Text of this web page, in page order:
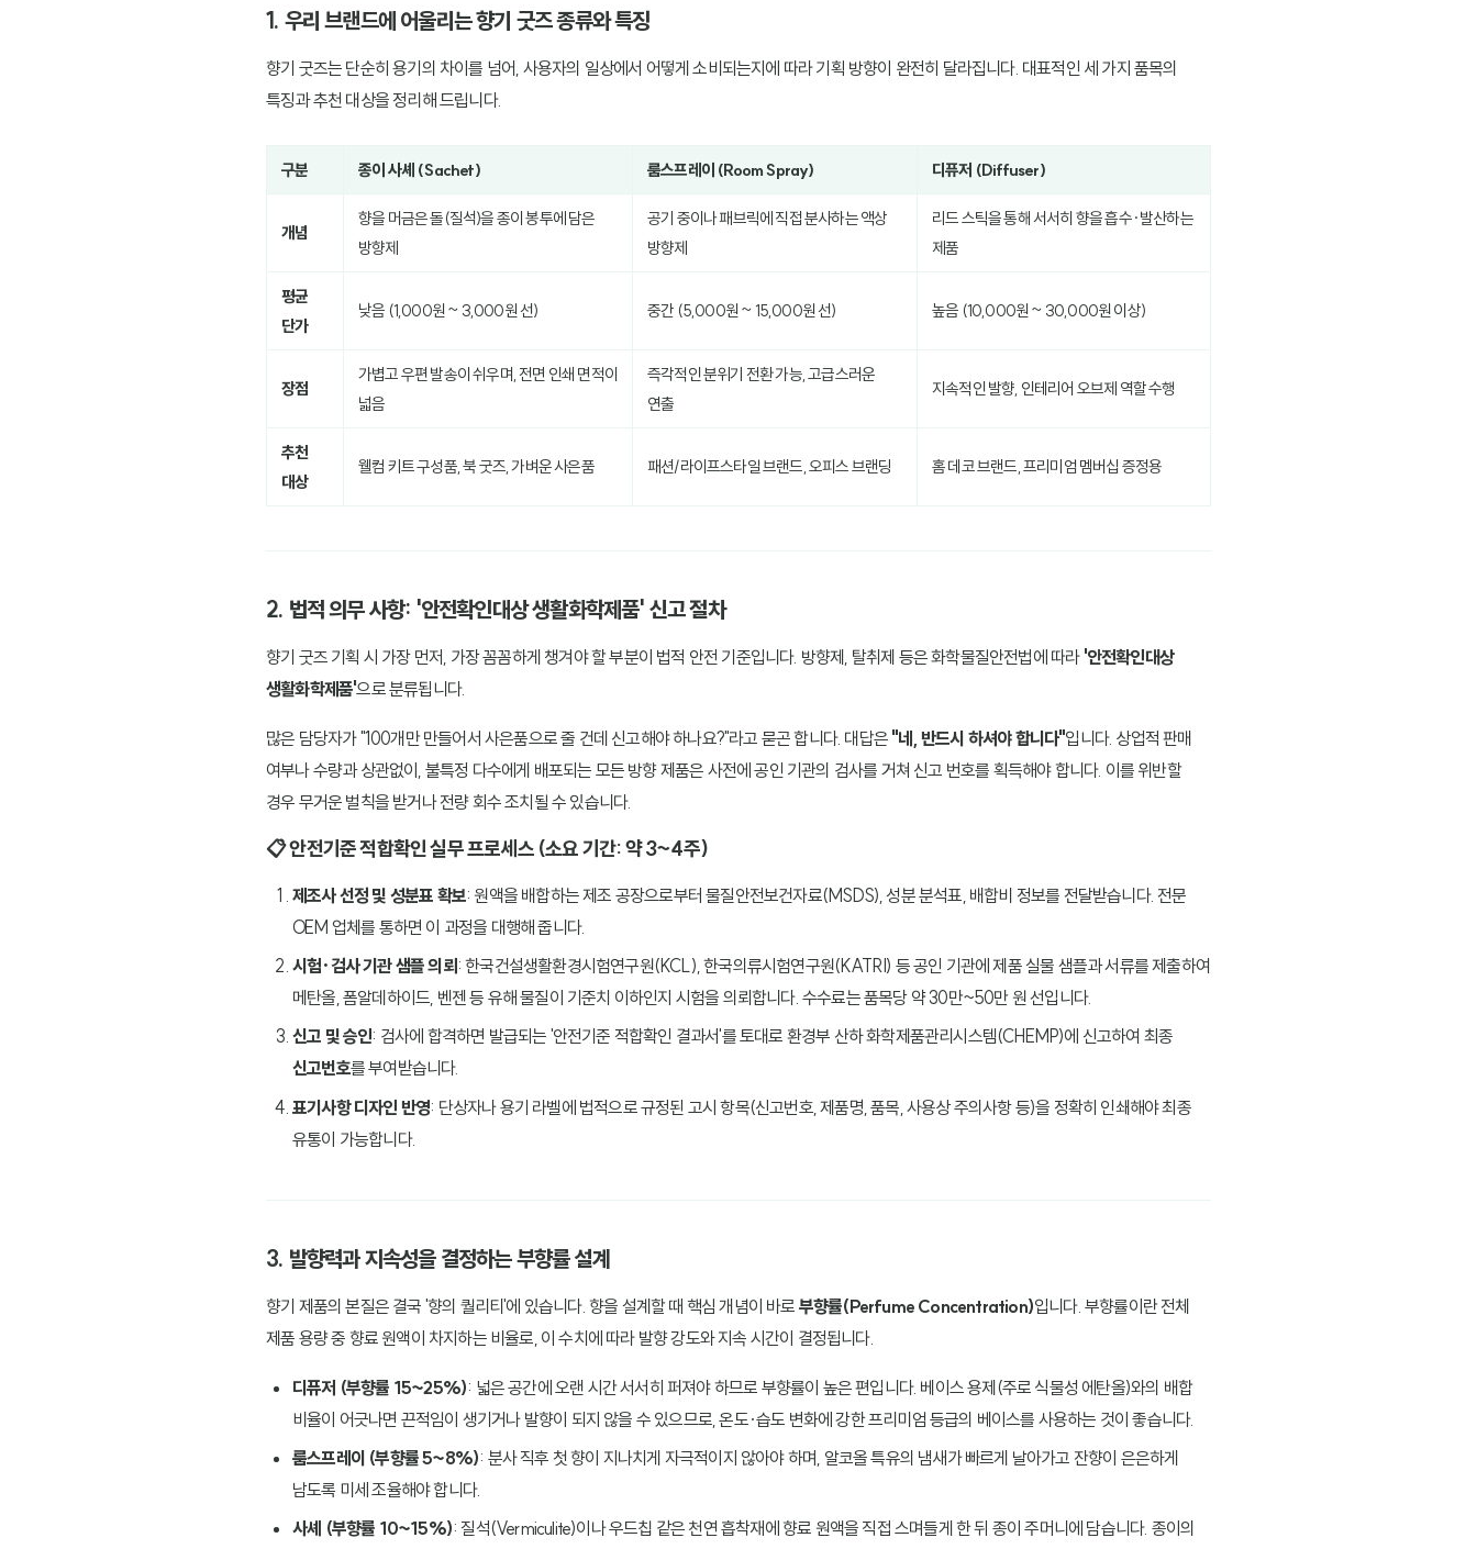
1. 우리 브랜드에 어울리는 향기 굿즈 종류와 특징
향기 굿즈는 단순히 용기의 차이를 넘어, 사용자의 일상에서 어떻게 소비되는지에 따라 기획 방향이 완전히 달라집니다. 대표적인 세 가지 품목의
특징과 추천 대상을 정리해 드립니다.
구분 종이 사셰 (Sachet) 룸스프레이 (Room Spray) 디퓨저 (Diffuser)
개념
향을 머금은 돌(질석)을 종이 봉투에 담은
방향제
공기 중이나 패브릭에 직접 분사하는 액상
방향제
리드 스틱을 통해 서서히 향을 흡수·발산하는
제품
평균
단가
낮음 (1,000원 ~ 3,000원 선) 중간 (5,000원 ~ 15,000원 선) 높음 (10,000원 ~ 30,000원 이상)
장점
가볍고 우편 발송이 쉬우며, 전면 인쇄 면적이
넓음
즉각적인 분위기 전환 가능, 고급스러운
연출
지속적인 발향, 인테리어 오브제 역할 수행
추천
대상
웰컴 키트 구성품, 북 굿즈, 가벼운 사은품 패션/라이프스타일 브랜드, 오피스 브랜딩 홈 데코 브랜드, 프리미엄 멤버십 증정용
2. 법적 의무 사항: '안전확인대상 생활화학제품' 신고 절차
향기 굿즈 기획 시 가장 먼저, 가장 꼼꼼하게 챙겨야 할 부분이 법적 안전 기준입니다. 방향제, 탈취제 등은 화학물질안전법에 따라 '안전확인대상
생활화학제품'으로 분류됩니다.
많은 담당자가 "100개만 만들어서 사은품으로 줄 건데 신고해야 하나요?"라고 묻곤 합니다. 대답은 "네, 반드시 하셔야 합니다"입니다. 상업적 판매
여부나 수량과 상관없이, 불특정 다수에게 배포되는 모든 방향 제품은 사전에 공인 기관의 검사를 거쳐 신고 번호를 획득해야 합니다. 이를 위반할
경우 무거운 벌칙을 받거나 전량 회수 조치될 수 있습니다.
📋 안전기준 적합확인 실무 프로세스 (소요 기간: 약 3~4주)
제조사 선정 및 성분표 확보: 원액을 배합하는 제조 공장으로부터 물질안전보건자료(MSDS), 성분 분석표, 배합비 정보를 전달받습니다. 전문
OEM 업체를 통하면 이 과정을 대행해 줍니다.
시험·검사 기관 샘플 의뢰: 한국건설생활환경시험연구원(KCL), 한국의류시험연구원(KATRI) 등 공인 기관에 제품 실물 샘플과 서류를 제출하여
메탄올, 폼알데하이드, 벤젠 등 유해 물질이 기준치 이하인지 시험을 의뢰합니다. 수수료는 품목당 약 30만~50만 원 선입니다.
신고 및 승인: 검사에 합격하면 발급되는 '안전기준 적합확인 결과서'를 토대로 환경부 산하 화학제품관리시스템(CHEMP)에 신고하여 최종
신고번호를 부여받습니다.
표기사항 디자인 반영: 단상자나 용기 라벨에 법적으로 규정된 고시 항목(신고번호, 제품명, 품목, 사용상 주의사항 등)을 정확히 인쇄해야 최종
유통이 가능합니다.
3. 발향력과 지속성을 결정하는 부향률 설계
향기 제품의 본질은 결국 '향의 퀄리티'에 있습니다. 향을 설계할 때 핵심 개념이 바로 부향률(Perfume Concentration)입니다. 부향률이란 전체
제품 용량 중 향료 원액이 차지하는 비율로, 이 수치에 따라 발향 강도와 지속 시간이 결정됩니다.
디퓨저 (부향률 15~25%): 넓은 공간에 오랜 시간 서서히 퍼져야 하므로 부향률이 높은 편입니다. 베이스 용제(주로 식물성 에탄올)와의 배합
비율이 어긋나면 끈적임이 생기거나 발향이 되지 않을 수 있으므로, 온도·습도 변화에 강한 프리미엄 등급의 베이스를 사용하는 것이 좋습니다.
룸스프레이 (부향률 5~8%): 분사 직후 첫 향이 지나치게 자극적이지 않아야 하며, 알코올 특유의 냄새가 빠르게 날아가고 잔향이 은은하게
남도록 미세 조율해야 합니다.
사셰 (부향률 10~15%): 질석(Vermiculite)이나 우드칩 같은 천연 흡착재에 향료 원액을 직접 스며들게 한 뒤 종이 주머니에 담습니다. 종이의